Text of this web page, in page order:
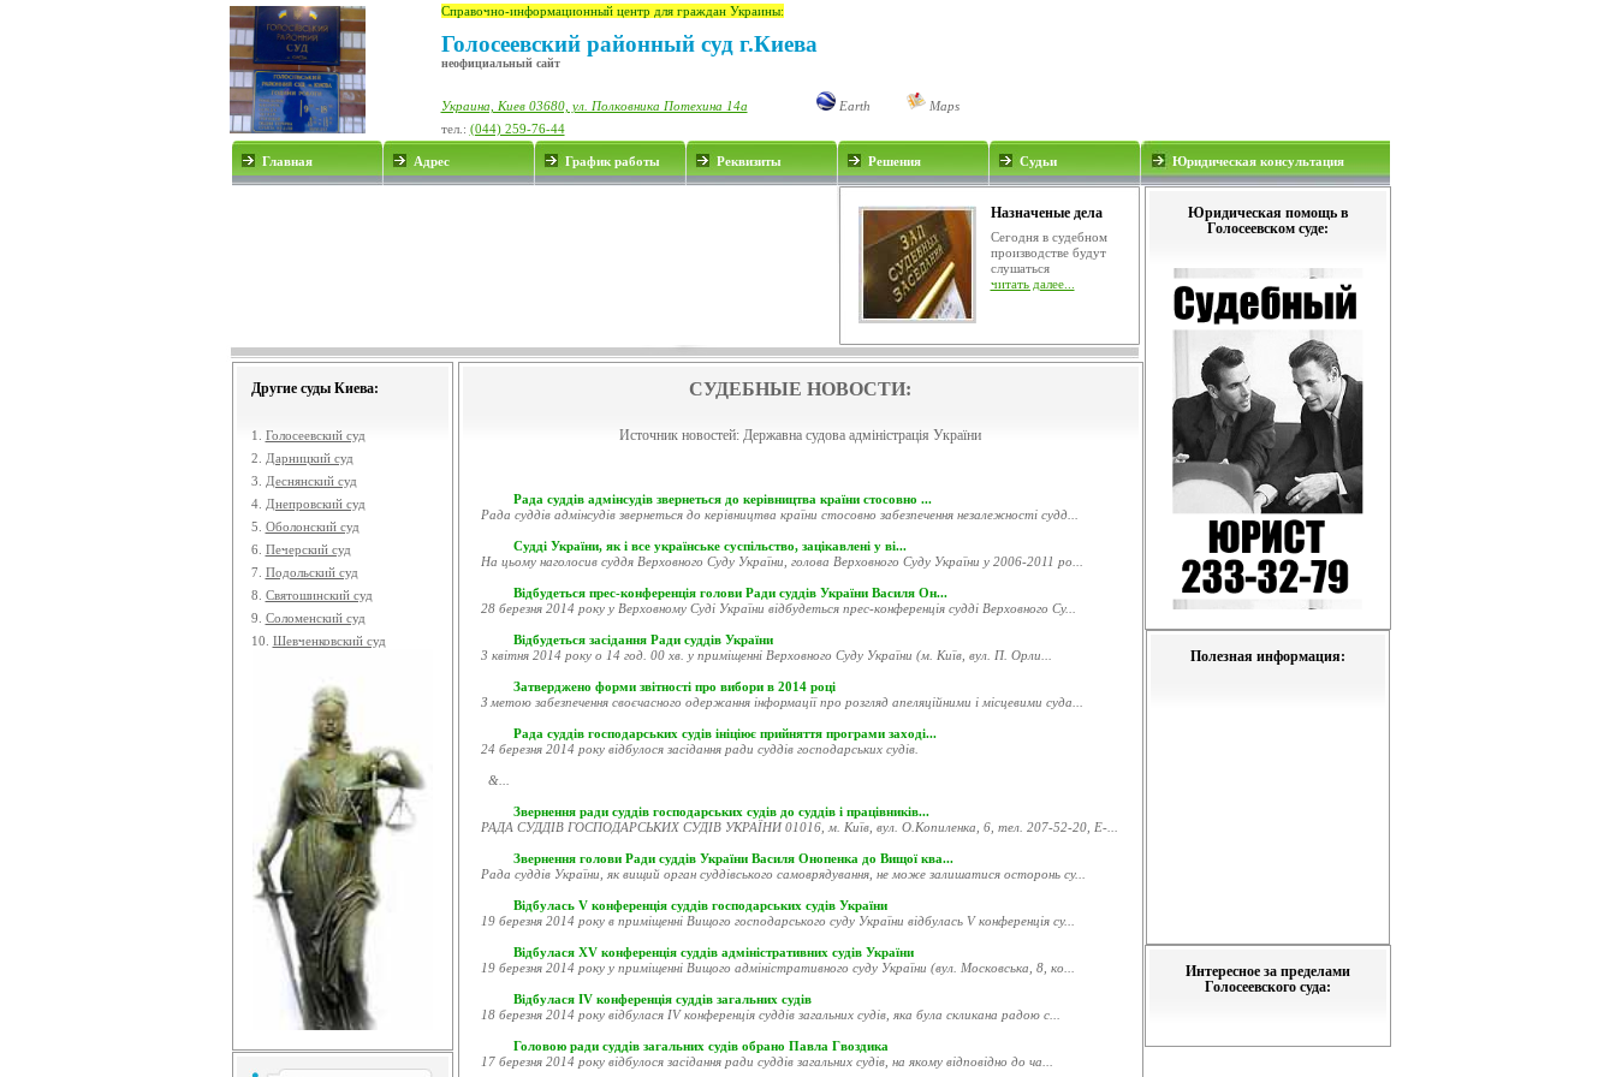
Справочно-информационный центр для граждан Украины:
Голосеевский районный суд г.Киева
неофициальный сайт
Украина, Киев 03680, ул. Полковника Потехина 14а Earth
Maps
тел.: (044) 259-76-44
Главная Адрес График работы Реквизиты Решения Судьи Юридическая консультация
Назначеные дела
Сегодня в судебном
производстве будут
слушаться
читать далее...
Юридическая помощь в
Голосеевском суде:
Полезная информация:
Интересное за пределами
Голосеевского суда:
Другие суды Киева:
1. Голосеевский суд
2.
Дарницкий суд
3.
Деснянский суд
4. Днепровский суд
5. Оболонский суд
6. Печерский суд
7. Подольский суд
8. Святошинский суд
9. Соломенский суд
10. Шевченковский суд
СУДЕБНЫЕ НОВОСТИ:
Источник новостей: Державна судова адміністрація України
Рада суддів адмінсудів звернеться до керівництва країни стосовно ...
Рада суддів адмінсудів звернеться до керівництва країни стосовно забезпечення незалежності судд...
Судді України, як і все українське суспільство, зацікавлені у ві...
На цьому наголосив суддя Верховного Суду України, голова Верховного Суду України у 2006-2011 ро...
Відбудеться прес-конференція голови Ради суддів України Василя Он...
28 березня 2014 року у Верховному Суді України відбудеться прес-конференція судді Верховного Су...
Відбудеться засідання Ради суддів України
3 квітня 2014 року о 14 год. 00 хв. у приміщенні Верховного Суду України (м. Київ, вул. П. Орли...
Затверджено форми звітності про вибори в 2014 році
З метою забезпечення своєчасного одержання інформації про розгляд апеляційними і місцевими суда...
Рада суддів господарських судів ініціює прийняття програми заході...
24 березня 2014 року відбулося засідання ради суддів господарських судів.
&...
Звернення ради суддів господарських судів до суддів і працівників...
РАДА СУДДІВ ГОСПОДАРСЬКИХ СУДІВ УКРАЇНИ 01016, м. Київ, вул. О.Копиленка, 6, тел. 207-52-20, E-...
Звернення голови Ради суддів України Василя Онопенка до Вищої ква...
Рада суддів України, як вищий орган суддівського самоврядування, не може залишатися осторонь су...
Відбулась V конференція суддів господарських судів України
19 березня 2014 року в приміщенні Вищого господарського суду України відбулась V конференція су...
Відбулася XV конференція суддів адміністративних судів України
19 березня 2014 року у приміщенні Вищого адміністративного суду України (вул. Московська, 8, ко...
Відбулася ІV конференція суддів загальних судів
18 березня 2014 року відбулася ІV конференція суддів загальних судів, яка була скликана радою с...
Головою ради суддів загальних судів обрано Павла Гвоздика
17 березня 2014 року відбулося засідання ради суддів загальних судів, на якому відповідно до ча...